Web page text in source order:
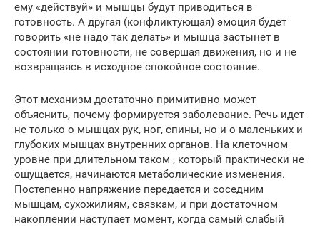
ему «действуй» и мышцы будут приводиться в
готовность. А другая (конфликтующая) эмоция будет
говорить «не надо так делать» и мышца застынет в
состоянии готовности, не совершая движения, но и не
возвращаясь в исходное спокойное состояние.
Этот механизм достаточно примитивно может
объяснить, почему формируется заболевание. Речь идет
не только о мышцах рук, ног, спины, но и о маленьких и
глубоких мышцах внутренних органов. На клеточном
уровне при длительном таком , который практически не
ощущается, начинаются метаболические изменения.
Постепенно напряжение передается и соседним
мышцам, сухожилиям, связкам, и при достаточном
накоплении наступает момент, когда самый слабый